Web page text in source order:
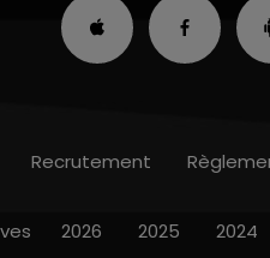
Recrutement
2026 2025 2024